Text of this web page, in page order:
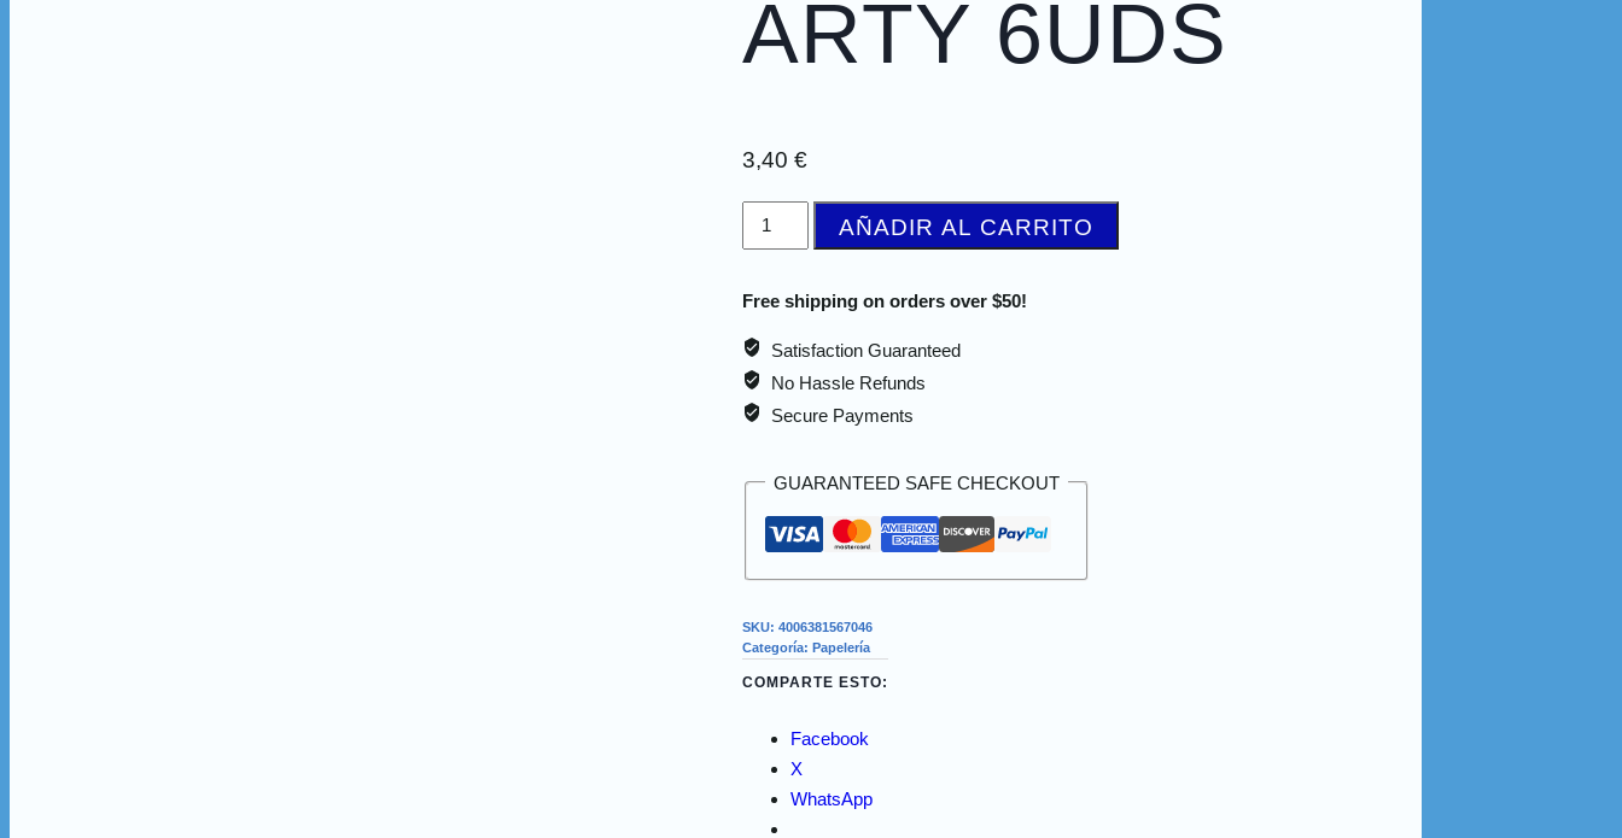
ARTY 6UDS
3,40€
AÑADIR AL CARRITO
Free shipping on orders over $50!
Satisfaction Guaranteed
No Hassle Refunds
Secure Payments
GUARANTEED SAFE CHECKOUT
SKU:4006381567046
Categoría:Papelería
COMPARTE ESTO:
Facebook
X
WhatsApp